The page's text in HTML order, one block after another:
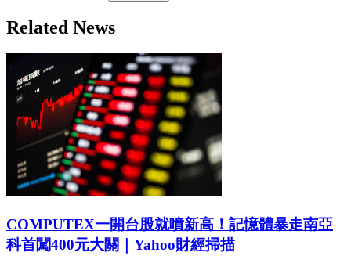
Related News
COMPUTEX一開台股就噴新高！記憶體暴走南亞
科首闖400元大關｜Yahoo財經掃描